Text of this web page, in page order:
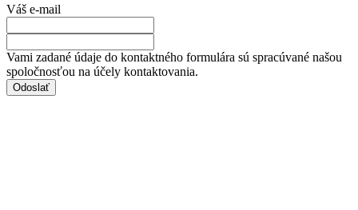
Váš e-mail
Vami zadané údaje do kontaktného formulára sú spracúvané našou
spoločnosťou na účely kontaktovania.